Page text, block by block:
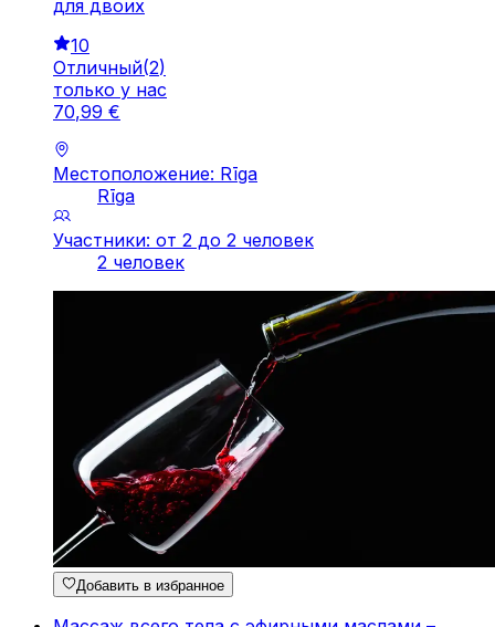
для двоих
10
Отличный(2)
только у нас
70,99 €
Местоположение: Rīga
Rīga
Участники: от 2 до 2 человек
2 человек
Добавить в избранное